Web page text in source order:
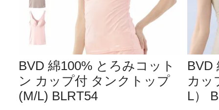
BVD 綿100% とろみコット
ン カップ付 タンクトップ
(M/L) BLRT54
BVD
カッ
L）